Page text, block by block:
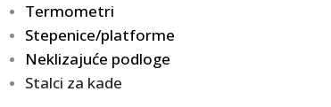
Termometri
Stepenice/platforme
Neklizajuće podloge
Stalci za kade